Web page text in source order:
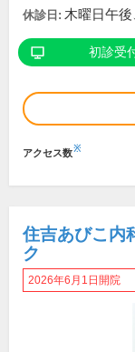
休診日: 木曜日午
初診受
アクセス数※
住吉あびこ内
ク
2026年6月1日開院